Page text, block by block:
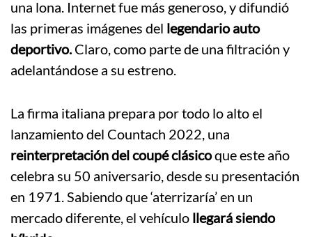
una lona. Internet fue más generoso, y difundió
las primeras imágenes del legendario auto
deportivo.Claro, como parte de una filtración y
adelantándose a su estreno.
La firma italiana prepara por todo lo alto el
lanzamiento del Countach 2022, una
reinterpretación del coupé clásicoque este año
celebra su 50 aniversario, desde su presentación
en 1971. Sabiendo que ‘aterrizaría’ en un
mercado diferente, el vehículo llegará siendo